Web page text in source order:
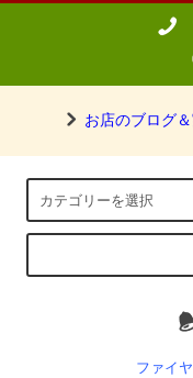
お店のブログ
ファイ